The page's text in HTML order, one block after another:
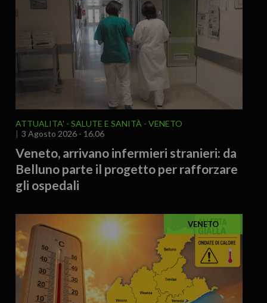
ATTUALITA' SALUTE E SANITÀ
VENETO
3 Agosto 2026 - 16.06
Veneto, arrivano infermieri stranieri: da
Belluno parte il progetto per rafforzare
gli ospedali
VENETO